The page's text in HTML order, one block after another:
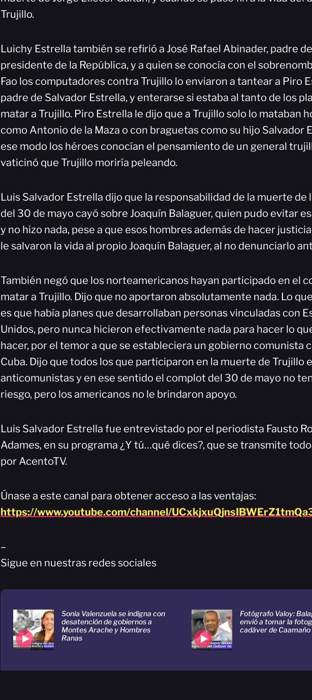
Trujillo.
Luichy Estrella también se refirió a José Rafael Abinader, padre
presidente de la República, y a quien se conocía con el
Fao los computadores contra Trujillo lo enviaron a tantear a Piro
padre de Salvador Estrella, y enterarse si estaba al tanto de los
matar a Trujillo. Piro Estrella le dijo que a Trujillo solo lo mataban
como Antonio de la Maza o con braguetas como su hijo Salvador
ese modo los héroes conocían el pensamiento de un general
vaticinó que Trujillo moriría peleando.
Luis Salvador Estrella dijo que la responsabilidad de la muerte de
del 30 de mayo cayó sobre Joaquín Balaguer, quien pudo evitar
y no hizo nada, pese a que esos hombres además de hacer
le salvaron la vida al propio Joaquín Balaguer, al no denunciarlo
También negó que los norteamericanos hayan participado en el
matar a Trujillo. Dijo que no aportaron absolutamente nada. Lo
es que había planes que desarrollaban personas vinculadas con
Unidos, pero nunca hicieron efectivamente nada para hacer lo
hacer, por el temor a que se estableciera un gobierno comunista
Cuba. Dijo que todos los que participaron en la muerte de Trujillo
anticomunistas y en ese sentido el complot del 30 de mayo no
riesgo, pero los americanos no le brindaron apoyo.
Luis Salvador Estrella fue entrevistado por el periodista Fausto
Adames, en su programa ¿Y tú…qué dices?, que se transmite
por AcentoTV.
Únase a este canal para obtener acceso a las ventajas:
https://www.youtube.com/channel/
–
Sigue en nuestras redes sociales
Sonia Valenzuela se indigna con
desatención de gobiernos a
Montes Arache y Hombres
Ranas
Fotógrafo Valoy:
envió a tomar la
cadáver de Caamaño